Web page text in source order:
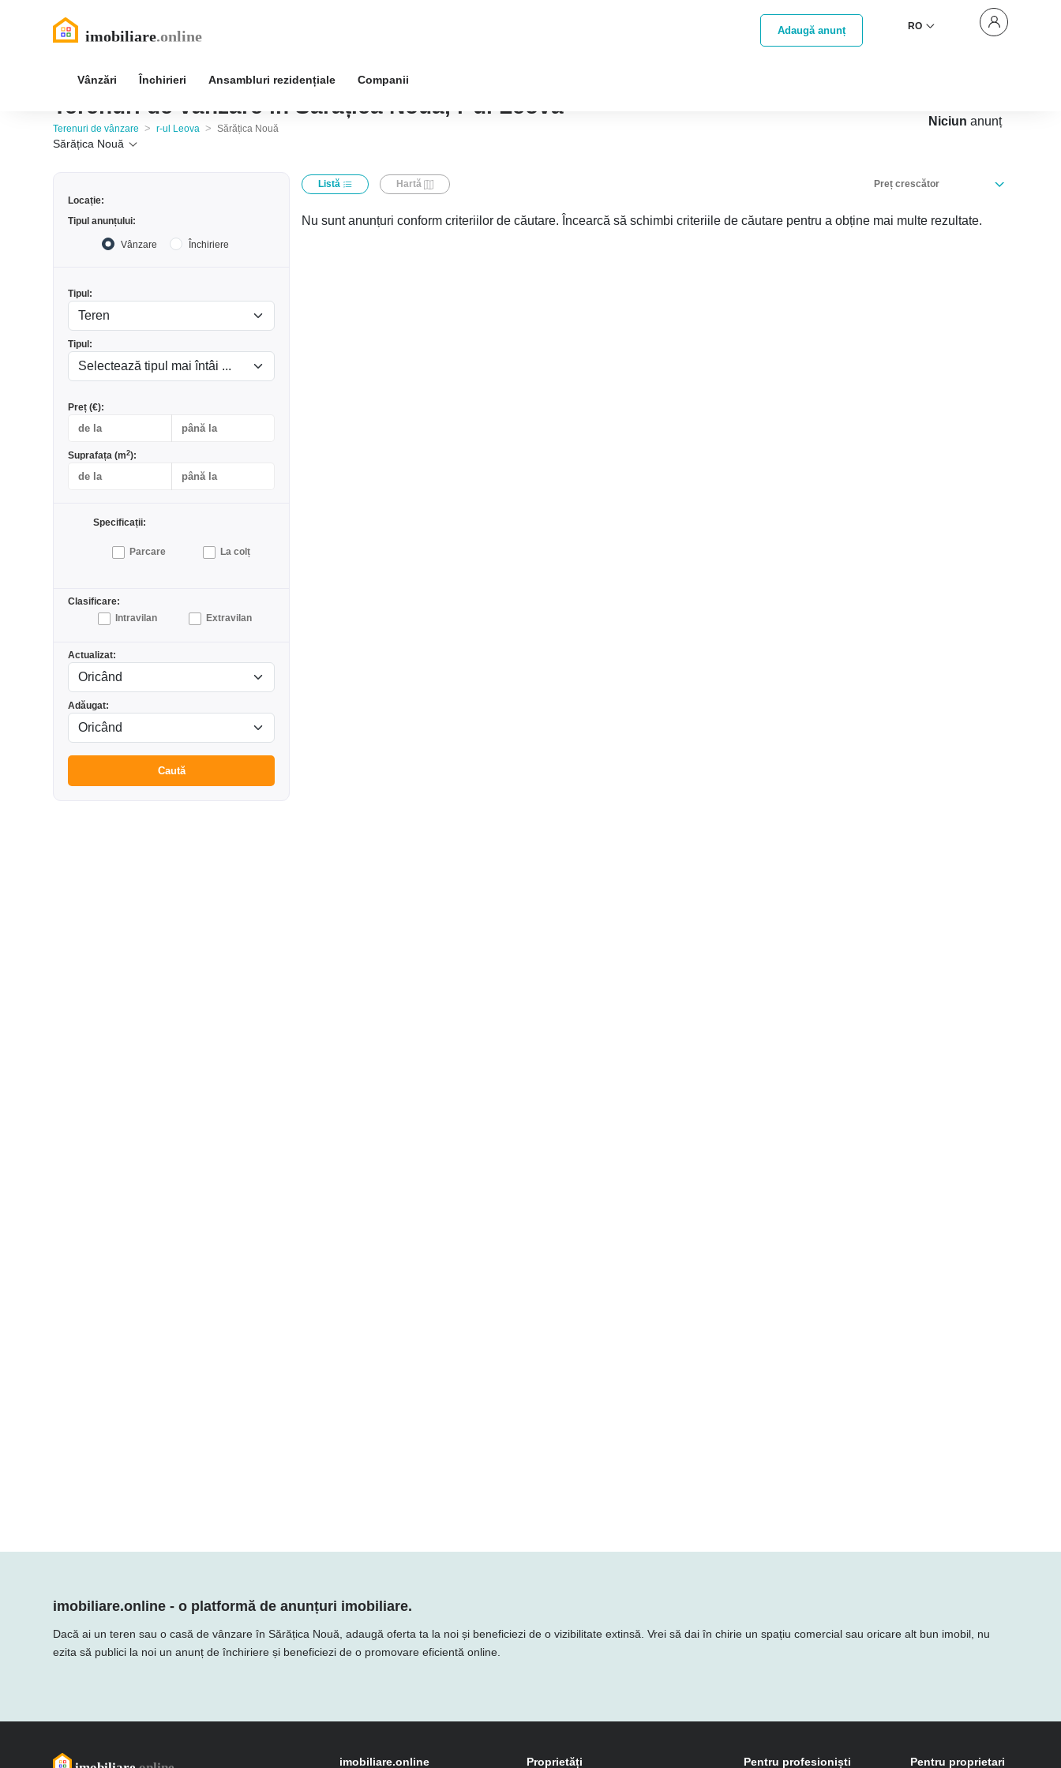
Adaugă anunț RO
Vânzări Închirieri Ansambluri rezidențiale Companii
Terenuri de vânzare în Sărățica Nouă, r-ul Leova
Terenuri de vânzare > r-ul Leova > Sărățica Nouă
Sărățica Nouă
Niciun anunț
Locație:
Tipul anunțului:
Vânzare Închiriere
Tipul:
Tipul:
Preț (€):
Suprafața (m2):
Specificații:
Parcare La colț
Clasificare:
Intravilan
Extravilan
Actualizat:
Adăugat:
Caută
Listă Hartă Preț crescător
Nu sunt anunțuri conform criteriilor de căutare. Încearcă să schimbi criteriile de căutare pentru a obține mai multe rezultate.
imobiliare.online - o platformă de anunțuri imobiliare.
Dacă ai un teren sau o casă de vânzare în Sărățica Nouă, adaugă oferta ta la noi și beneficiezi de o vizibilitate extinsă. Vrei să dai în chirie un spațiu comercial sau oricare alt bun imobil, nu
ezita să publici la noi un anunț de închiriere și beneficiezi de o promovare eficientă online.
imobiliare.online Proprietăți Pentru profesioniști Pentru proprietari